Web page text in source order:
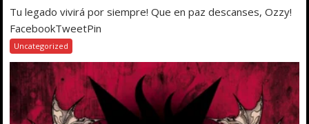
Tu legado vivirá por siempre! Que en paz descanses, Ozzy!
FacebookTweetPin
Uncategorized